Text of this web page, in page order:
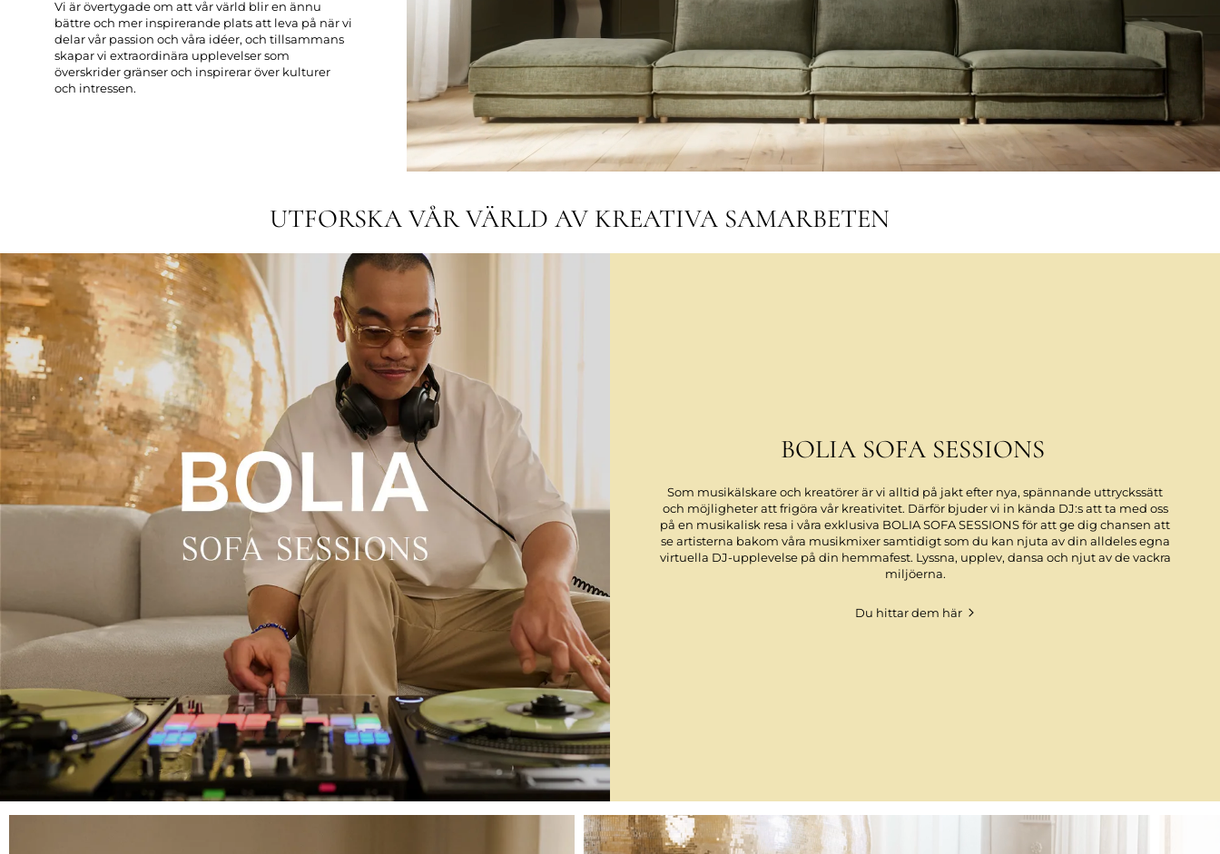
Vi är övertygade om att vår värld blir en ännu
bättre och mer inspirerande plats att leva på när vi
delar vår passion och våra idéer, och tillsammans
skapar vi extraordinära upplevelser som
överskrider gränser och inspirerar över kulturer
och intressen.
UTFORSKA VÅR VÄRLD AV KREATIVA SAMARBETEN
BOLIA SOFA SESSIONS
Som musikälskare och kreatörer är vi alltid på jakt efter nya, spännande uttryckssätt
och möjligheter att frigöra vår kreativitet. Därför bjuder vi in kända DJ:s att ta med oss
på en musikalisk resa i våra exklusiva BOLIA SOFA SESSIONS för att ge dig chansen att
se artisterna bakom våra musikmixer samtidigt som du kan njuta av din alldeles egna
virtuella DJ-upplevelse på din hemmafest. Lyssna, upplev, dansa och njut av de vackra
miljöerna.
Du hittar dem här